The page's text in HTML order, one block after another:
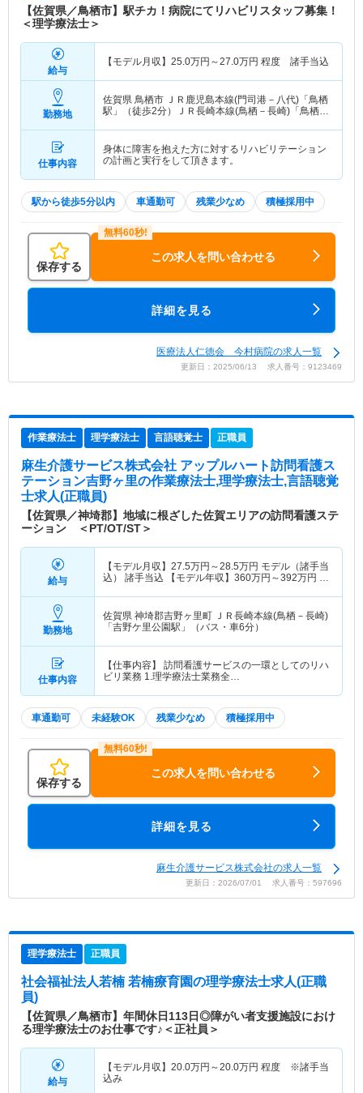
【佐賀県／鳥栖市】駅チカ！病院にてリハビリスタッフ募集！
＜理学療法士＞
給与
【モデル月収】 25.0万円～27.0万円 程度 諸手当込
勤務地
佐賀県 鳥栖市 ＪＲ鹿児島本線(門司港－八代)「鳥栖
駅」（徒歩2分）ＪＲ長崎本線(鳥栖－長崎)「鳥栖
仕事内容
身体に障害を抱えた方に対するリハビリテーション
の計画と実行をして頂きます。
駅から徒歩5分以内 車通勤可 残業少なめ 積極採用中
保存する
この求人を問い合わせる
詳細を見る
医療法人仁徳会 今村病院の求人一覧
更新日：2025/06/13 求人番号：9123469
作業療法士 理学療法士 言語聴覚士 正職員
麻生介護サービス株式会社 アップルハート訪問看護ス
テーション吉野ヶ里の作業療法士,理学療法士,言語聴覚
士求人(正職員)
【佐賀県／神埼郡】地域に根ざした佐賀エリアの訪問看護ステ
ーション ＜PT/OT/ST＞
給与
【モデル月収】 27.5万円～28.5万円 モデル（諸手当
込） 諸手当込 【モデル年収】 360万円～392万円 モ
勤務地
佐賀県 神埼郡吉野ヶ里町 ＪＲ長崎本線(鳥栖－長崎)
「吉野ケ里公園駅」（バス・車6分）
仕事内容
【仕事内容】 訪問看護サービスの一環としてのリハ
ビリ業務 1.理学療法士業務全…
車通勤可 未経験OK 残業少なめ 積極採用中
保存する
この求人を問い合わせる
詳細を見る
麻生介護サービス株式会社の求人一覧
更新日：2026/07/01 求人番号：597696
理学療法士 正職員
社会福祉法人若楠 若楠療育園の理学療法士求人(正職
員)
【佐賀県／鳥栖市】年間休日113日◎障がい者支援施設におけ
る理学療法士のお仕事です♪＜正社員＞
給与
【モデル月収】 20.0万円～20.0万円 程度 ※諸手当
込み